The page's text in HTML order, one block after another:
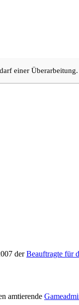
einer
derBeauftragte für
amtierende